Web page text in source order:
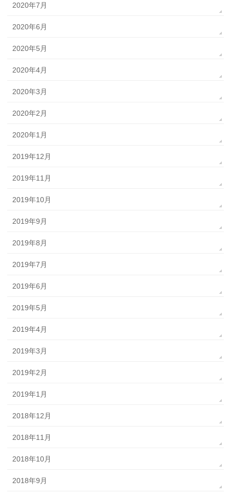
2020年7月
2020年6月
2020年5月
2020年4月
2020年3月
2020年2月
2020年1月
2019年12月
2019年11月
2019年10月
2019年9月
2019年8月
2019年7月
2019年6月
2019年5月
2019年4月
2019年3月
2019年2月
2019年1月
2018年12月
2018年11月
2018年10月
2018年9月